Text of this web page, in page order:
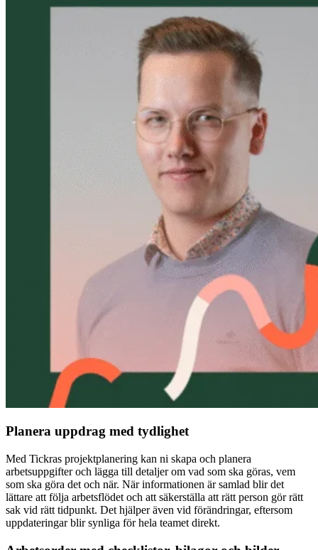
Planera uppdrag med tydlighet
Med Tickras projektplanering kan ni skapa och planera
arbetsuppgifter och lägga till detaljer om vad som ska göras, vem
som ska göra det och när. När informationen är samlad blir det
lättare att följa arbetsflödet och att säkerställa att rätt person gör rätt
sak vid rätt tidpunkt. Det hjälper även vid förändringar, eftersom
uppdateringar blir synliga för hela teamet direkt.